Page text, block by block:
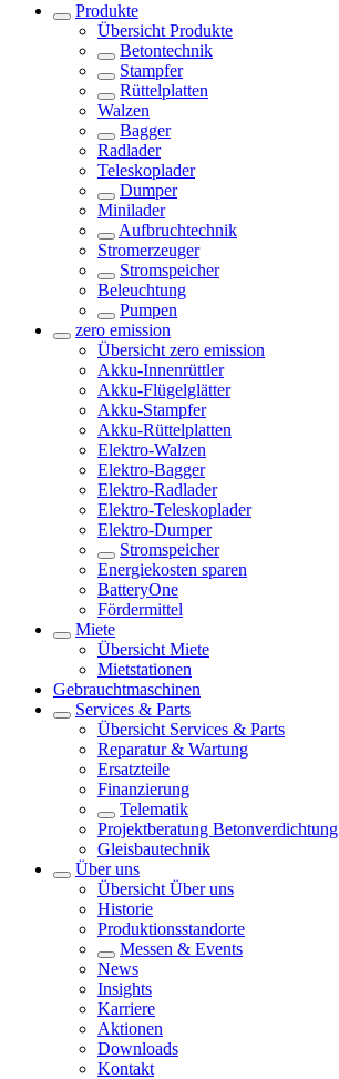
Produkte
Übersicht Produkte
Betontechnik
Stampfer
Rüttelplatten
Walzen
Bagger
Radlader
Teleskoplader
Dumper
Minilader
Aufbruchtechnik
Stromerzeuger
Stromspeicher
Beleuchtung
Pumpen
zero emission
Übersicht zero emission
Akku-Innenrüttler
Akku-Flügelglätter
Akku-Stampfer
Akku-Rüttelplatten
Elektro-Walzen
Elektro-Bagger
Elektro-Radlader
Elektro-Teleskoplader
Elektro-Dumper
Stromspeicher
Energiekosten sparen
BatteryOne
Fördermittel
Miete
Übersicht Miete
Mietstationen
Gebrauchtmaschinen
Services & Parts
Übersicht Services & Parts
Reparatur & Wartung
Ersatzteile
Finanzierung
Telematik
Projektberatung Betonverdichtung
Gleisbautechnik
Über uns
Übersicht Über uns
Historie
Produktionsstandorte
Messen & Events
News
Insights
Karriere
Aktionen
Downloads
Kontakt